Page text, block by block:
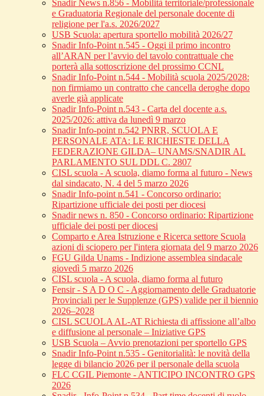
Snadir News n.856 - Mobilità territoriale/professionale
e Graduatoria Regionale del personale docente di
religione per l'a.s. 2026/2027
USB Scuola: apertura sportello mobilità 2026/27
Snadir Info-Point n.545 - Oggi il primo incontro
all’ARAN per l’avvio del tavolo contrattuale che
porterà alla sottoscrizione del prossimo CCNL
Snadir Info-Point n.544 - Mobilità scuola 2025/2028:
non firmiamo un contratto che cancella deroghe dopo
averle già applicate
Snadir Info-Point n.543 - Carta del docente a.s.
2025/2026: attiva da lunedì 9 marzo
Snadir Info-point n.542 PNRR, SCUOLA E
PERSONALE ATA: LE RICHIESTE DELLA
FEDERAZIONE GILDA– UNAMS/SNADIR AL
PARLAMENTO SUL DDL C. 2807
CISL scuola - A scuola, diamo forma al futuro - News
dal sindacato, N. 4 del 5 marzo 2026
Snadir Info-point n.541 - Concorso ordinario:
Ripartizione ufficiale dei posti per diocesi
Snadir news n. 850 - Concorso ordinario: Ripartizione
ufficiale dei posti per diocesi
Comparto e Area Istruzione e Ricerca settore Scuola
azioni di sciopero per l'intera giornata del 9 marzo 2026
FGU Gilda Unams - Indizione assemblea sindacale
giovedì 5 marzo 2026
CISL scuola - A scuola, diamo forma al futuro
Fensir - S A D O C - Aggiornamento delle Graduatorie
Provinciali per le Supplenze (GPS) valide per il biennio
2026–2028
CISL SCUOLA AL-AT Richiesta di affissione all’albo
e diffusione al personale – Iniziative GPS
USB Scuola – Avvio prenotazioni per sportello GPS
Snadir Info-Point n.535 - Genitorialità: le novità della
legge di bilancio 2026 per il personale della scuola
FLC CGIL Piemonte - ANTICIPO INCONTRO GPS
2026